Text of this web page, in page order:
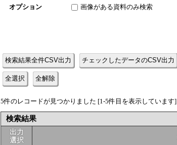
オプション
画像がある資料のみ検索
検索結果全件CSV出力 チェックしたデータのCSV出力
全選択 全解除
5件のレコードが見つかりました [1-5件目を表示しています]
検索結果
出力
選択